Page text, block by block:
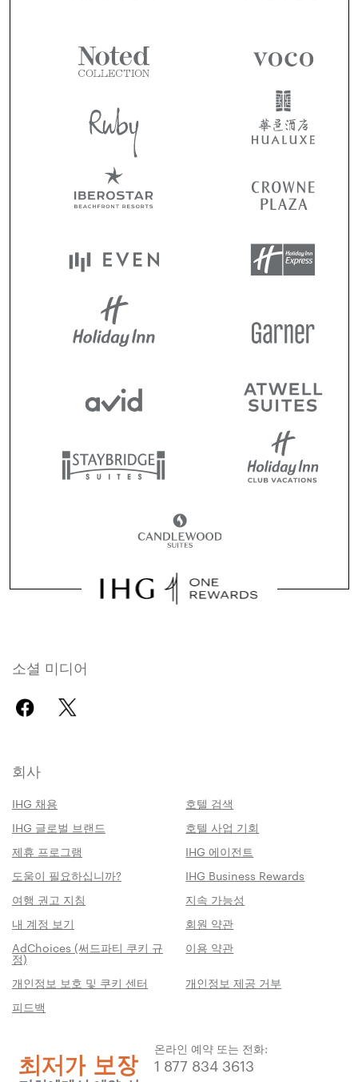
소셜 미디어
회사
IHG 채용
호텔 검색
IHG 글로벌 브랜드
호텔 사업 기회
제휴 프로그램
IHG 에이전트
도움이 필요하십니까?
IHG Business Rewards
여행 권고 지침
지속 가능성
내 계정 보기
회원 약관
AdChoices (써드파티 쿠키 규
정)
이용 약관
개인정보 보호 및 쿠키 센터
개인정보 제공 거부
피드백
온라인 예약 또는 전화:
1 877 834 3613